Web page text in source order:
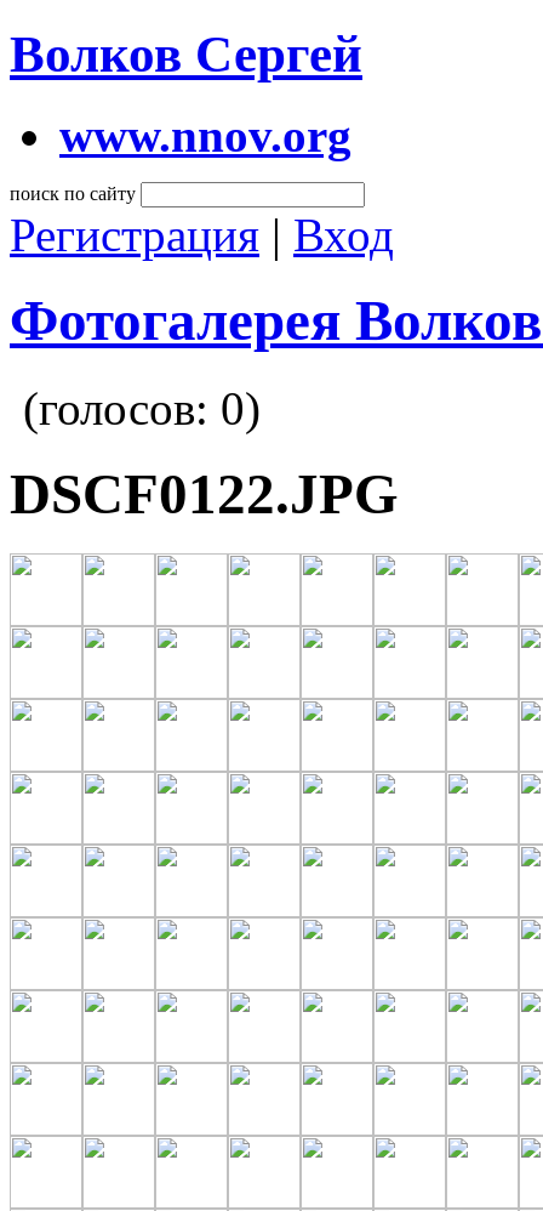
Волков Сергей
www.nnov.org
поиск по сайту
Регистрация | Вход
Фотогалерея
(голосов: 0)
DSCF0122.JPG